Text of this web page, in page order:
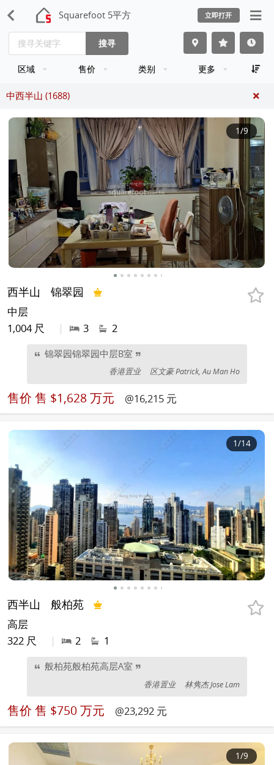
Squarefoot 5平方 立即打开
搜寻
区域 售价 类别 更多
中西半山 (1688)
1/9
西半山 锦翠园
中层
1,004 尺
| 3 2
锦翠园锦翠园中层B室
香港置业 区文豪 Patrick, Au Man Ho
售价 售 $1,628 万元 @16,215 元
1/14
西半山 般柏苑
高层
322 尺
| 2 1
般柏苑般柏苑高层A室
香港置业 林隽杰 Jose Lam
售价 售 $750 万元 @23,292 元
1/9